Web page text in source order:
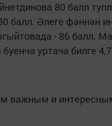
80 балл
балл. Әлеге фәннән
- 86 балл.
уртача билге
важным и